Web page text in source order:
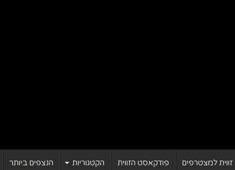
זווית למצטרפים פודקאסט הזווית הקטגוריות הנצפים ביותר